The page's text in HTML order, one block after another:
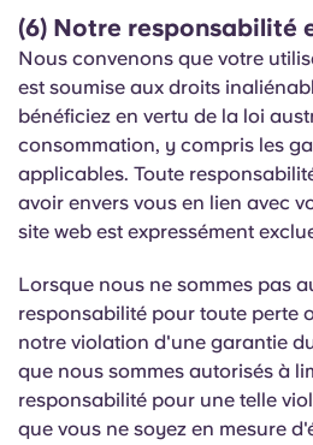
(6) Notre responsabilité
Nous convenons que votre
est soumise aux droits
bénéficiez en vertu de la loi
consommation, y compris les
applicables. Toute
avoir envers vous en lien avec
site web est expressément
Lorsque nous ne sommes pas
responsabilité pour toute perte
notre violation d'une garantie
que nous sommes autorisés à
responsabilité pour une telle
que vous ne soyez en mesure